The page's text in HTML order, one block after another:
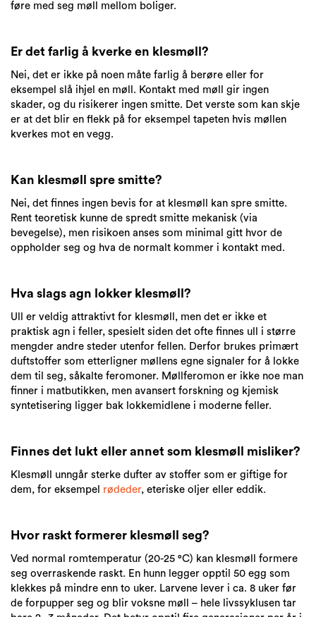
føre med seg møll mellom boliger.
Er det farlig å kverke en klesmøll?
Nei, det er ikke på noen måte farlig å berøre eller for
eksempel slå ihjel en møll. Kontakt med møll gir ingen
skader, og du risikerer ingen smitte. Det verste som kan skje
er at det blir en flekk på for eksempel tapeten hvis møllen
kverkes mot en vegg.
Kan klesmøll spre smitte?
Nei, det finnes ingen bevis for at klesmøll kan spre smitte.
Rent teoretisk kunne de spredt smitte mekanisk (via
bevegelse), men risikoen anses som minimal gitt hvor de
oppholder seg og hva de normalt kommer i kontakt med.
Hva slags agn lokker klesmøll?
Ull er veldig attraktivt for klesmøll, men det er ikke et
praktisk agn i feller, spesielt siden det ofte finnes ull i større
mengder andre steder utenfor fellen. Derfor brukes primært
duftstoffer som etterligner møllens egne signaler for å lokke
dem til seg, såkalte feromoner. Møllferomon er ikke noe man
finner i matbutikken, men avansert forskning og kjemisk
syntetisering ligger bak lokkemidlene i moderne feller.
Finnes det lukt eller annet som klesmøll misliker?
Klesmøll unngår sterke dufter av stoffer som er giftige for
dem, for eksempel rødeder, eteriske oljer eller eddik.
Hvor raskt formerer klesmøll seg?
Ved normal romtemperatur (20-25 °C) kan klesmøll formere
seg overraskende raskt. En hunn legger opptil 50 egg som
klekkes på mindre enn to uker. Larvene lever i ca. 8 uker før
de forpupper seg og blir voksne møll – hele livssyklusen tar